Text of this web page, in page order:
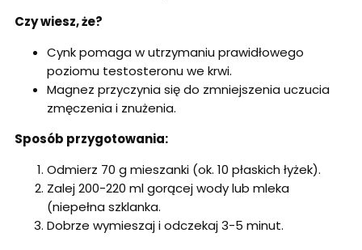
Czy wiesz, że?
Cynk pomaga w utrzymaniu prawidłowego
poziomu testosteronu we krwi.
Magnez przyczynia się do zmniejszenia uczucia
zmęczenia i znużenia.
Sposób przygotowania:
Odmierz 70 g mieszanki (ok. 10 płaskich łyżek).
Zalej 200-220 ml gorącej wody lub mleka
(niepełna szklanka.
Dobrze wymieszaj i odczekaj 3-5 minut.